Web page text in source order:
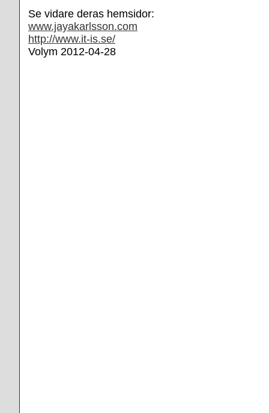
Se vidare deras hemsidor:
www.jayakarlsson.com
http://www.it-is.se/
Volym 2012-04-28